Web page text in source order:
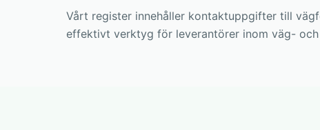
Vårt register innehåller kontaktuppgifter till
effektivt verktyg för leverantörer inom väg- och